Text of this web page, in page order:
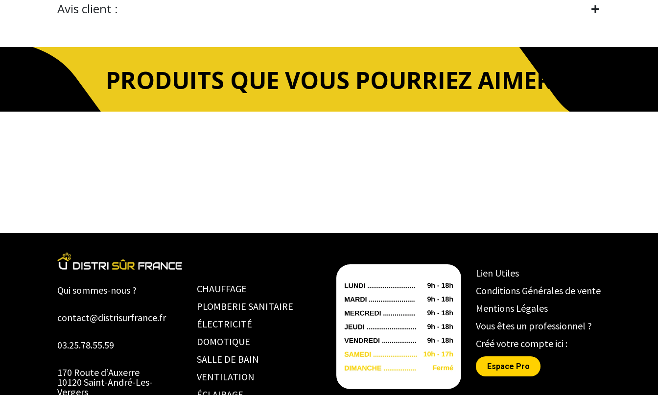
Avis client :
PRODUITS QUE VOUS POURRIEZ AIMER
Qui sommes-nous ?
contact@distrisurfrance.fr
03.25.78.55.59
170 Route d’Auxerre
10120 Saint-André-Les-
Vergers
CHAUFFAGE
PLOMBERIE SANITAIRE
ÉLECTRICITÉ
DOMOTIQUE
SALLE DE BAIN
VENTILATION
Lien Utiles
Conditions Générales de vente
Mentions Légales
Vous êtes un professionnel ?
Créé votre compte ici :
Espace Pro